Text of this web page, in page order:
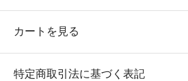
カートを見る
特定商取引法に基づく表記